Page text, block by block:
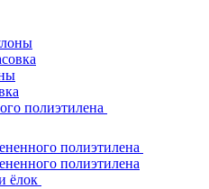
полиэтилена
полиэтилена
полиэтилена
ёлок